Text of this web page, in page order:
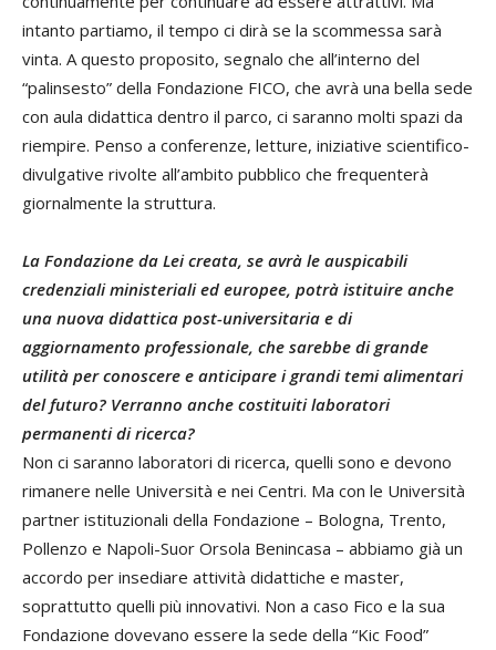
intanto partiamo, il tempo ci dirà se la scommessa sarà
vinta. A questo proposito, segnalo che all’interno del
“palinsesto” della Fondazione FICO, che avrà una bella sede
con aula didattica dentro il parco, ci saranno molti spazi da
riempire. Penso a conferenze, letture, iniziative scientifico-
divulgative rivolte all’ambito pubblico che frequenterà
giornalmente la struttura.
La Fondazione da Lei creata, se avrà le auspicabili
credenziali ministeriali ed europee, potrà istituire anche
una nuova didattica post-universitaria e di
aggiornamento professionale, che sarebbe di grande
utilità per conoscere e anticipare i grandi temi alimentari
del futuro? Verranno anche costituiti laboratori
permanenti di ricerca?
Non ci saranno laboratori di ricerca, quelli sono e devono
rimanere nelle Università e nei Centri. Ma con le Università
partner istituzionali della Fondazione – Bologna, Trento,
Pollenzo e Napoli-Suor Orsola Benincasa – abbiamo già un
accordo per insediare attività didattiche e master,
soprattutto quelli più innovativi. Non a caso Fico e la sua
Fondazione dovevano essere la sede della “Kic Food”